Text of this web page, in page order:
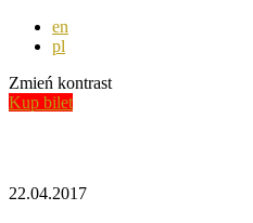
en
pl
Zmień kontrast
Kup bilet
22.04.2017